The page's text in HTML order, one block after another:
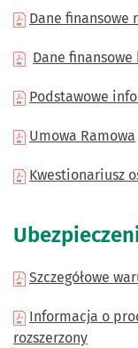
Dane finansowe
Dane finansowe
Podstawowe
Umowa Ramowa
Kwestionariusz
Szczegółowe
Informacja o
rozszerzony